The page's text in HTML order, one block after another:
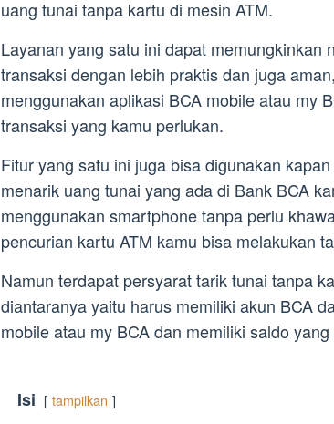
uang tunai tanpa kartu di mesin ATM.
Layanan yang satu ini dapat memungkinkan
transaksi dengan lebih praktis dan juga
menggunakan aplikasi BCA mobile atau my
transaksi yang kamu perlukan.
Fitur yang satu ini juga bisa digunakan
menarik uang tunai yang ada di Bank BCA
menggunakan smartphone tanpa perlu
pencurian kartu ATM kamu bisa melakukan
Namun terdapat persyarat tarik tunai tanpa
diantaranya yaitu harus memiliki akun BCA
mobile atau my BCA dan memiliki saldo
Isi tampilkan